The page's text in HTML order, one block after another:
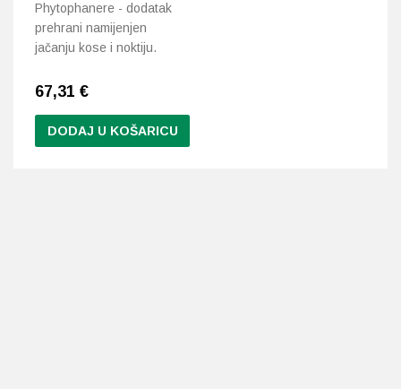
Phytophanere - dodatak
prehrani namijenjen
jačanju kose i noktiju.
67,31 €
DODAJ U KOŠARICU